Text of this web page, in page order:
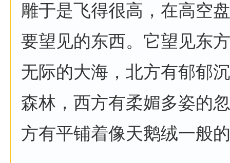
雕于是飞得很高，在高空
要望见的东西。它望见东
无际的大海，北方有郁郁
森林，西方有柔媚多姿的
方有平铺着像天鹅绒一般